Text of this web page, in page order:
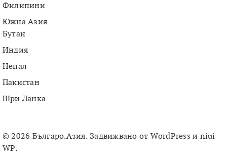
Филипини
Южна Азия
Бутан
Индия
Непал
Пакистан
Шри Ланка
© 2026 Българо.Азия. Задвижвано от WordPress и niui
WP.